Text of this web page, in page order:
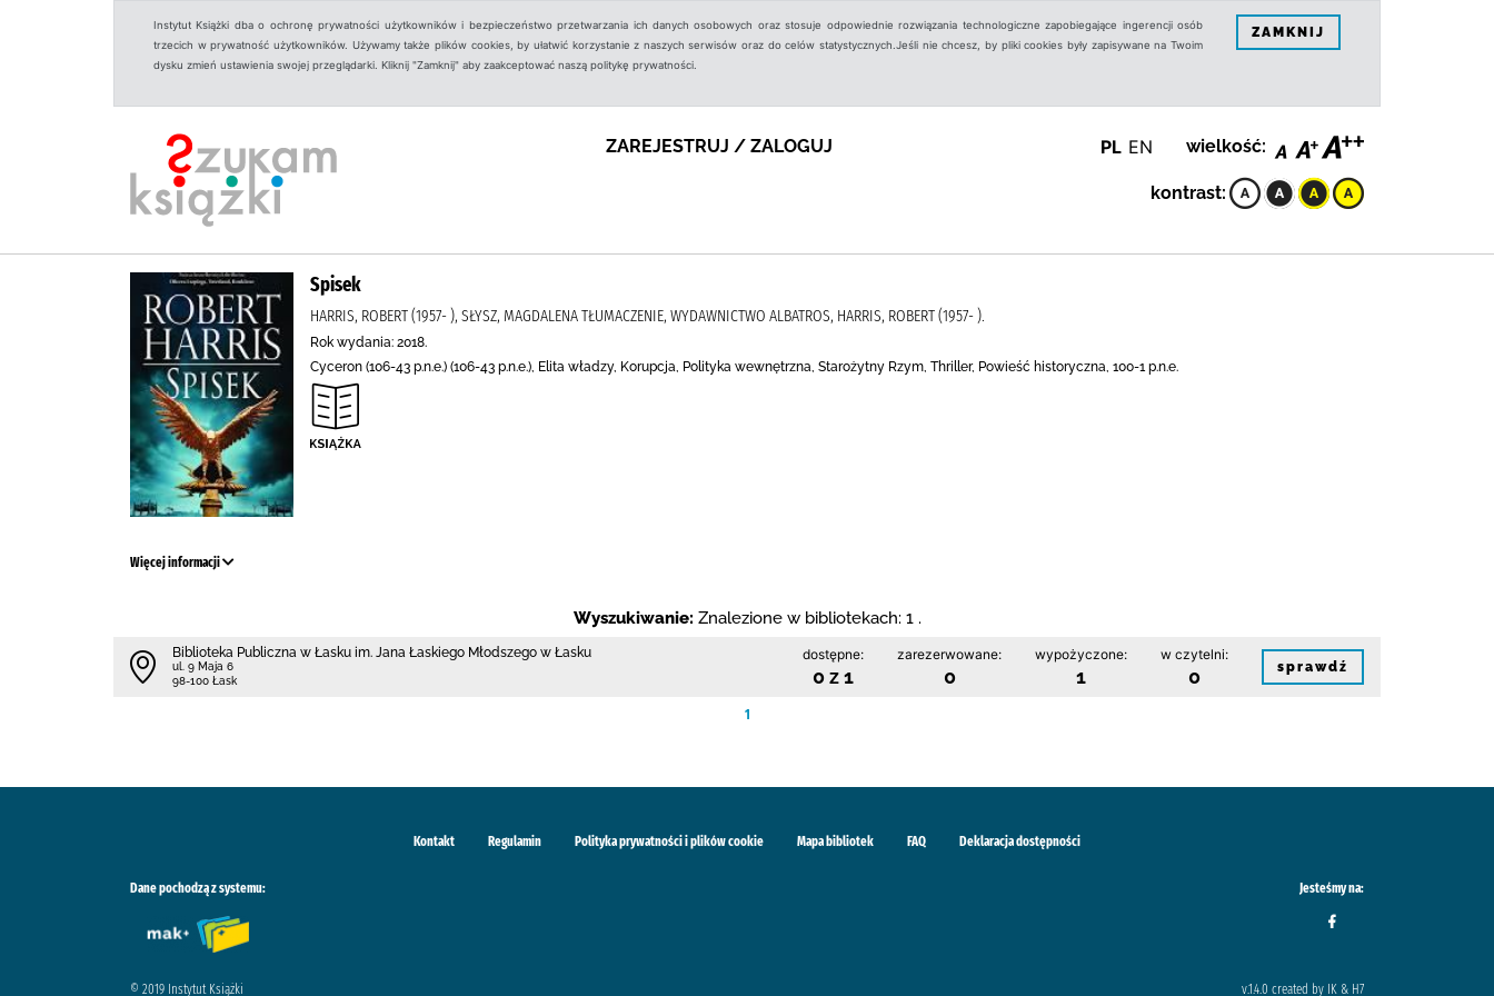
Instytut Książki dba o ochronę prywatności użytkowników i bezpieczeństwo przetwarzania ich danych osobowych oraz stosuje odpowiednie rozwiązania technologiczne zapobiegające ingerencji osób
trzecich w prywatność użytkowników. Używamy także plików cookies, by ułatwić korzystanie z naszych serwisów oraz do celów statystycznych.Jeśli nie chcesz, by pliki cookies były zapisywane na Twoim
dysku zmień ustawienia swojej przeglądarki. Kliknij "Zamknij" aby zaakceptować naszą politykę prywatności.
ZAMKNIJ
ZAREJESTRUJ / ZALOGUJ PL EN wielkość:
kontrast:
Spisek
HARRIS, ROBERT (1957- ), SŁYSZ, MAGDALENA TŁUMACZENIE, WYDAWNICTWO ALBATROS, HARRIS, ROBERT (1957- ).
Rok wydania: 2018.
Cyceron (106-43 p.n.e.) (106-43 p.n.e.), Elita władzy, Korupcja, Polityka wewnętrzna, Starożytny Rzym, Thriller, Powieść historyczna, 100-1 p.n.e.
Więcej informacji
Wyszukiwanie: Znalezione w bibliotekach: 1 .
Biblioteka Publiczna w Łasku im. Jana Łaskiego Młodszego w Łasku
ul. 9 Maja 6
98-100 Łask
dostępne:
0 z 1
zarezerwowane:
0
wypożyczone:
1
w czytelni:
0 sprawdź
1
Kontakt Regulamin Polityka prywatności i plików cookie Mapa bibliotek FAQ Deklaracja dostępności
Dane pochodzą z systemu: Jesteśmy na:
© 2019 Instytut Książki v.1.4.0 created by IK & H7